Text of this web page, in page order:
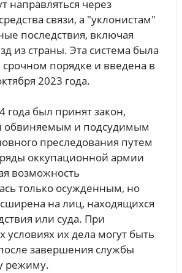
направляться через
связи, а "уклонистам"
последствия, включая
из страны. Эта система была
срочном порядке и введена в
2023 года.
года был принят закон,
обвиняемым и подсудимым
преследования путем
оккупационной армии
возможность
только осужденным, но
на лиц, находящихся
или суда. При
условиях их дела могут быть
завершения службы
режиму.